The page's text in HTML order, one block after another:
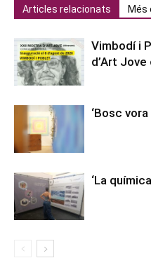
Articles relacionats Més
Vimbodí i
d’Art Jove
‘Bosc
‘La